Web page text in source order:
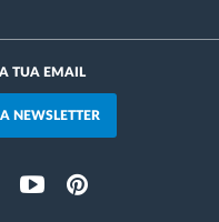
TUA EMAIL
NEWSLETTER
YoutubePinterest